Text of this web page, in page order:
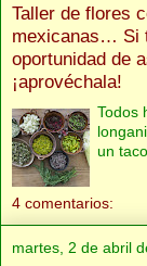
Taller de flores
mexicanas… Si
oportunidad de
¡aprovéchala!
Todos
un
4 comentarios:
martes, 2 de abril